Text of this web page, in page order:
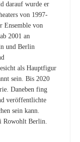
darauf wurde er
von 1997-
Ensemble von
2001 an
und Berlin
als Hauptfigur
sein. Bis 2020
Daneben fing
veröffentlichte
sein kann.
Rowohlt Berlin.